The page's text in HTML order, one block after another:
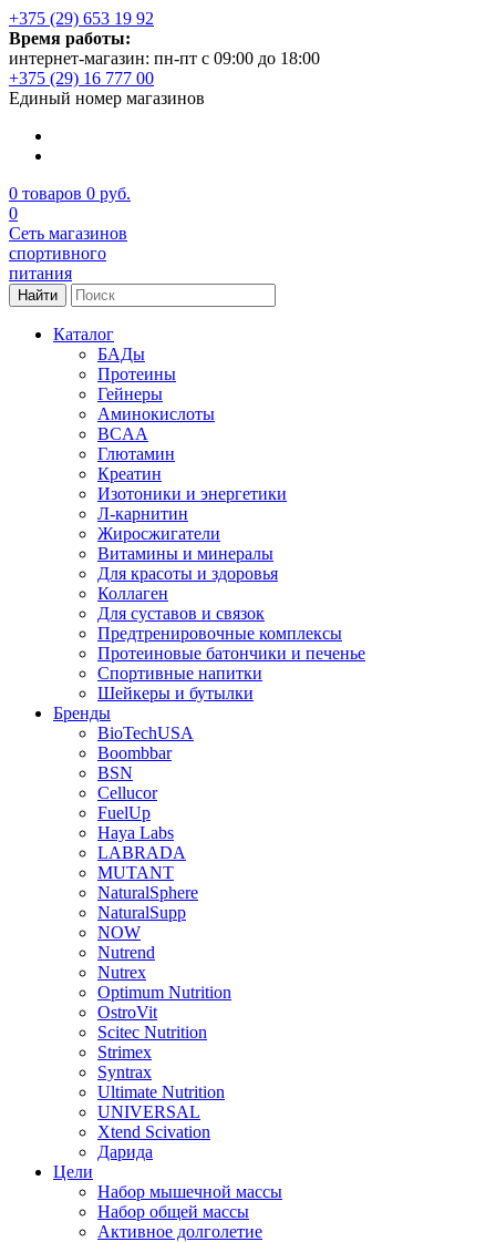
+375 (29) 653 19 92
Время работы:
интернет-магазин: пн-пт с 09:00 до 18:00
+375 (29) 16 777 00
Единый номер магазинов
0 товаров 0 руб.
0
Сеть магазинов
спортивного
питания
Найти
Каталог
БАДы
Протеины
Гейнеры
Аминокислоты
BCAA
Глютамин
Креатин
Изотоники и энергетики
Л-карнитин
Жиросжигатели
Витамины и минералы
Для красоты и здоровья
Коллаген
Для суставов и связок
Предтренировочные комплексы
Протеиновые батончики и печенье
Спортивные напитки
Шейкеры и бутылки
Бренды
BioTechUSA
Boombbar
BSN
Cellucor
FuelUp
Haya Labs
LABRADA
MUTANT
NaturalSphere
NaturalSupp
NOW
Nutrend
Nutrex
Optimum Nutrition
OstroVit
Scitec Nutrition
Strimex
Syntrax
Ultimate Nutrition
UNIVERSAL
Xtend Scivation
Дарида
Цели
Набор мышечной массы
Набор общей массы
Активное долголетие